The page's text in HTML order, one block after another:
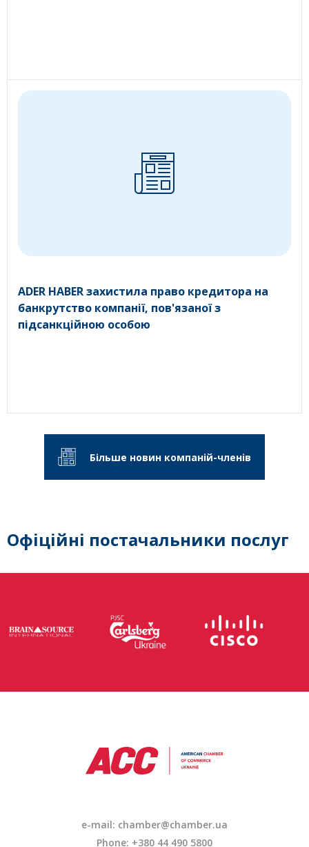
ADER HABER захистила право кредитора на
банкрутство компанії, пов'язаної з
підсанкційною особою
Більше новин компаній-членів
Офіційні постачальники послуг
e-mail: chamber@chamber.ua
Phone: +380 44 490 5800